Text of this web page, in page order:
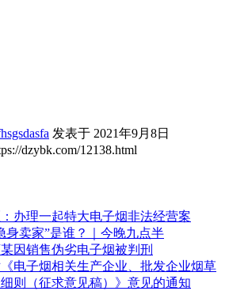
发表于 2021年9月8日
dzybk.com/12138.html
办理一起特大电子烟非法经营案
身卖家”是谁？｜今晚九点半
因销售伪劣电子烟被判刑
电子烟相关生产企业、批发企业烟草
则（征求意见稿）》意见的通知